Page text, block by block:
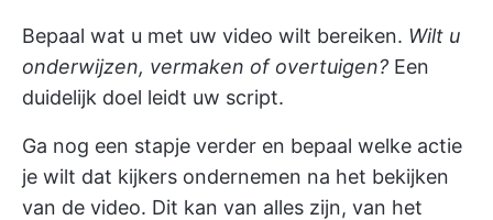
Bepaal wat u met uw video wilt bereiken. Wilt u
onderwijzen, vermaken of overtuigen? Een
duidelijk doel leidt uw script.
Ga nog een stapje verder en bepaal welke actie
je wilt dat kijkers ondernemen na het bekijken
van de video. Dit kan van alles zijn, van het